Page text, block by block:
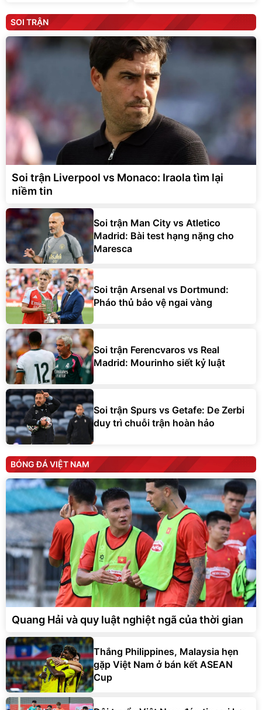
SOI TRẬN
Soi trận Liverpool vs Monaco: Iraola tìm lại
niềm tin
Soi trận Man City vs Atletico
Madrid: Bài test hạng nặng cho
Maresca
Soi trận Arsenal vs Dortmund:
Pháo thủ bảo vệ ngai vàng
Soi trận Ferencvaros vs Real
Madrid: Mourinho siết kỷ luật
Soi trận Spurs vs Getafe: De Zerbi
duy trì chuỗi trận hoàn hảo
BÓNG ĐÁ VIỆT NAM
Quang Hải và quy luật nghiệt ngã của thời gian
Thắng Philippines, Malaysia hẹn
gặp Việt Nam ở bán kết ASEAN
Cup